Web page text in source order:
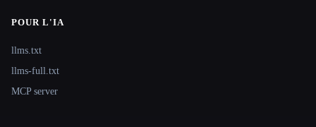
POUR L'IA
llms.txt
llms-full.txt
MCP server